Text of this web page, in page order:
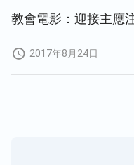
教會電影：迎接主應
2017年8月24日